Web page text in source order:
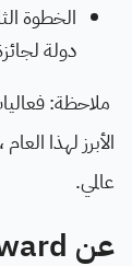
الخطوة
دولة
الأبرز لهذا
عالمي.
عن Energy Globe Award: